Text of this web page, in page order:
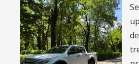
facelift și un upgrade tehnic
Isuzu D-Max 2026
de muncă cinstit poate evolua
Read more »